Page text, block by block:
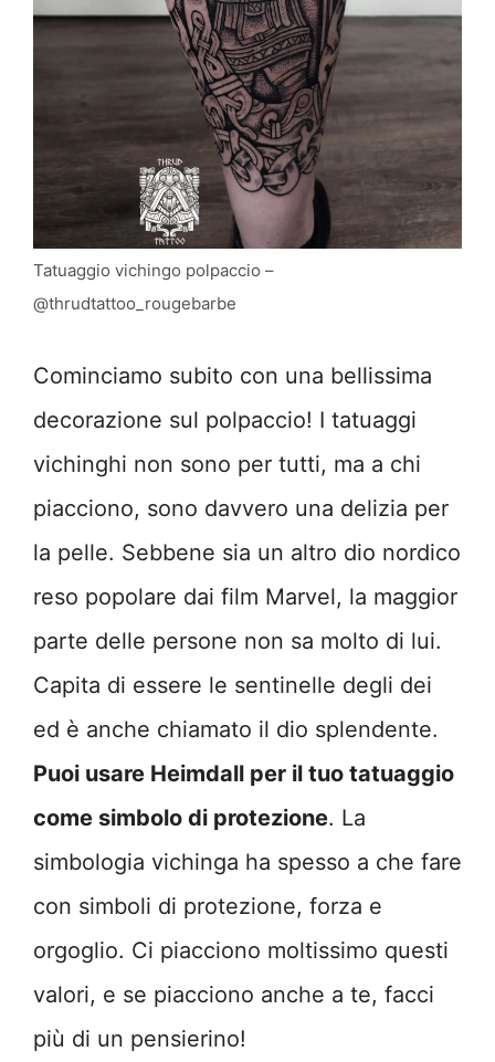
Tatuaggio vichingo polpaccio –
@thrudtattoo_rougebarbe
Cominciamo subito con una bellissima
decorazione sul polpaccio! I tatuaggi
vichinghi non sono per tutti, ma a chi
piacciono, sono davvero una delizia per
la pelle. Sebbene sia un altro dio nordico
reso popolare dai film Marvel, la maggior
parte delle persone non sa molto di lui.
Capita di essere le sentinelle degli dei
ed è anche chiamato il dio splendente.
Puoi usare Heimdall per il tuo tatuaggio
come simbolo di protezione. La
simbologia vichinga ha spesso a che fare
con simboli di protezione, forza e
orgoglio. Ci piacciono moltissimo questi
valori, e se piacciono anche a te, facci
più di un pensierino!